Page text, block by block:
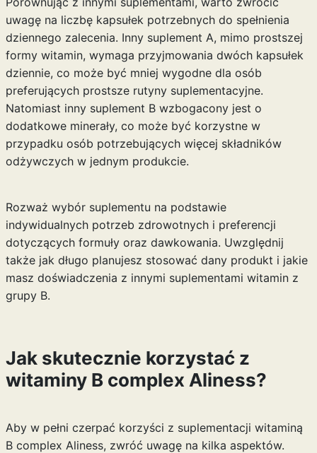
uwagę na liczbę kapsułek potrzebnych do spełnienia
dziennego zalecenia. Inny suplement A, mimo prostszej
formy witamin, wymaga przyjmowania dwóch kapsułek
dziennie, co może być mniej wygodne dla osób
preferujących prostsze rutyny suplementacyjne.
Natomiast inny suplement B wzbogacony jest o
dodatkowe minerały, co może być korzystne w
przypadku osób potrzebujących więcej składników
odżywczych w jednym produkcie.
Rozważ wybór suplementu na podstawie
indywidualnych potrzeb zdrowotnych i preferencji
dotyczących formuły oraz dawkowania. Uwzględnij
także jak długo planujesz stosować dany produkt i jakie
masz doświadczenia z innymi suplementami witamin z
grupy B.
Jak skutecznie korzystać z
witaminy B complex Aliness?
Aby w pełni czerpać korzyści z suplementacji witaminą
B complex Aliness, zwróć uwagę na kilka aspektów.